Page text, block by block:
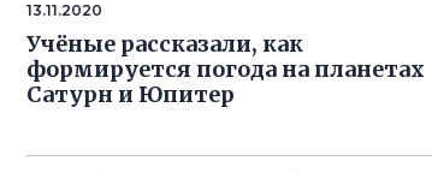
13.11.2020
Учёные рассказали, как
формируется погода на планетах
Сатурн и Юпитер